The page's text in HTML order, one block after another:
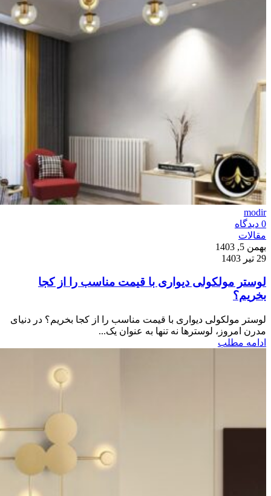
modir
0 دیدگاه
مقالات
بهمن 5, 1403
29 تیر 1403
لوستر مولکولی دیواری با قیمت مناسب را از کجا
بخریم؟
لوستر مولکولی دیواری با قیمت مناسب را از کجا بخریم؟ در دنیای
مدرن امروز، لوسترها نه تنها به عنوان یک...
ادامه مطلب